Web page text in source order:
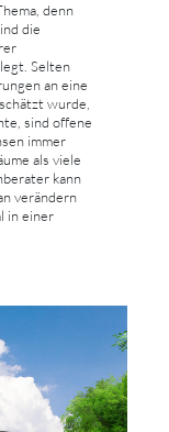
denn
die
Selten
an eine
wurde,
sind offene
immer
als viele
kann
verändern
in einer